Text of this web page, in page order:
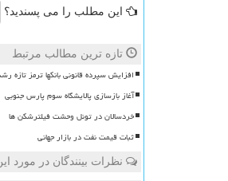
این مطلب را می پسندید؟
تازه ترین مطالب مرتبط
افزایش سپرده قانونی بانکها ترمز تازه
آغاز بازسازی پالایشگاه سوم پارس جنوبی
خردسالان در تونل وحشت فیلترشکن ها
ثبات قیمت نفت در بازار جهانی
نظرات بینندگان در مورد